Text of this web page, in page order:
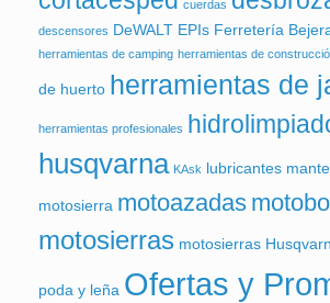
cuerdas
descensores DeWALT EPIs Ferretería
herramientas de camping herramientas de
de huerto herramientas de
herramientas profesionales
husqvarna KAsk lubricantes
motosierra motoazadas
motosierras motosierras
poda y leña Ofertas y